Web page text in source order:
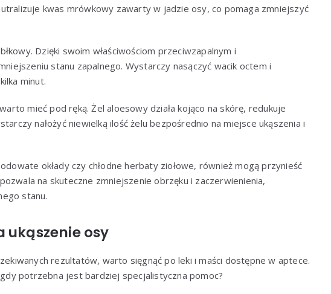
kwas mrówkowy zawarty w jadzie osy, co pomaga zmniejszyć
Dzięki swoim właściwościom przeciwzapalnym i
stanu zapalnego. Wystarczy nasączyć wacik octem i
minut.
mieć pod ręką. Żel aloesowy działa kojąco na skórę, redukuje
nałożyć niewielką ilość żelu bezpośrednio na miejsce ukąszenia i
okłady czy chłodne herbaty ziołowe, również mogą przynieść
na skuteczne zmniejszenie obrzęku i zaczerwienienia,
stanu.
ukąszenie osy
rezultatów, warto sięgnąć po leki i maści dostępne w aptece.
potrzebna jest bardziej specjalistyczna pomoc?